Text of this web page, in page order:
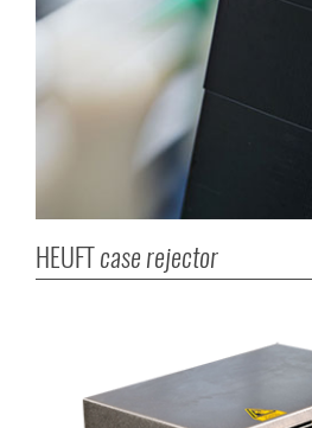
HEUFTcase rejector